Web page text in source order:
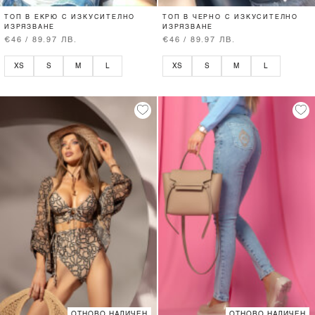
ТОП В ЕКРЮ С ИЗКУСИТЕЛНО
ИЗРЯЗВАНЕ
€46 / 89.97 ЛВ.
XS S M
ТОП В ЧЕРНО С ИЗКУСИТЕЛНО
ИЗРЯЗВАНЕ
€46 / 89.97 ЛВ.
XS S M